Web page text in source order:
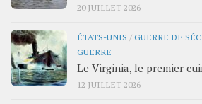
20 JUILLET 2026
ÉTATS-UNIS /GUERRE DE
GUERRE
Le Virginia, le premier
12 JUILLET 2026